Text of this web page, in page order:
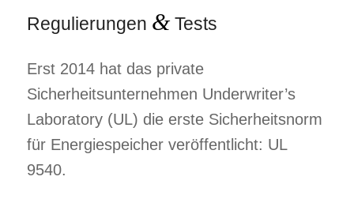
Regulierungen &Tests
Erst 2014 hat das private
Sicherheitsunternehmen Underwriter’s
Laboratory (UL) die erste Sicherheitsnorm
für Energiespeicher veröffentlicht: UL
9540.